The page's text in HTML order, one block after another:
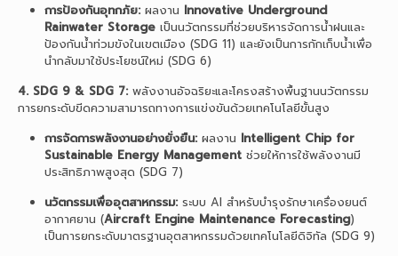
การป้องกันอุทกภัย:ผลงาน Innovative Underground
Rainwater Storage เป็นนวัตกรรมที่ช่วยบริหารจัดการน้ำฝนและ
ป้องกันน้ำท่วมขังในเขตเมือง (SDG 11) และยังเป็นการกักเก็บน้ำเพื่อ
นำกลับมาใช้ประโยชน์ใหม่ (SDG 6)
4. SDG 9 & SDG 7:พลังงานอัจฉริยะและโครงสร้างพื้นฐานนวัตกรรม
การยกระดับขีดความสามารถทางการแข่งขันด้วยเทคโนโลยีขั้นสูง
การจัดการพลังงานอย่างยั่งยืน:ผลงาน Intelligent Chip for
Sustainable Energy Management ช่วยให้การใช้พลังงานมี
ประสิทธิภาพสูงสุด (SDG 7)
นวัตกรรมเพื่ออุตสาหกรรม:ระบบ AI สำหรับบำรุงรักษาเครื่องยนต์
อากาศยาน (Aircraft Engine Maintenance Forecasting)
เป็นการยกระดับมาตรฐานอุตสาหกรรมด้วยเทคโนโลยีดิจิทัล (SDG 9)